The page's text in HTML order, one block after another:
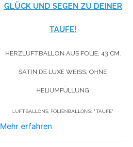
GLÜCK UND SEGEN ZU DEINER
TAUFE!
HERZLUFTBALLON AUS FOLIE, 43 CM,
SATIN DE LUXE WEISS, OHNE H
ELIUMFÜLLUNG
LUFTBALLONS, FOLIENBALLONS: "TAUFE"
Mehr erfahren